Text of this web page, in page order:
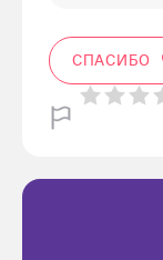
СПАСИБО